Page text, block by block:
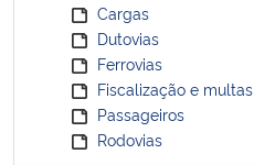
Cargas
Dutovias
Ferrovias
Fiscalização e multas
Passageiros
Rodovias